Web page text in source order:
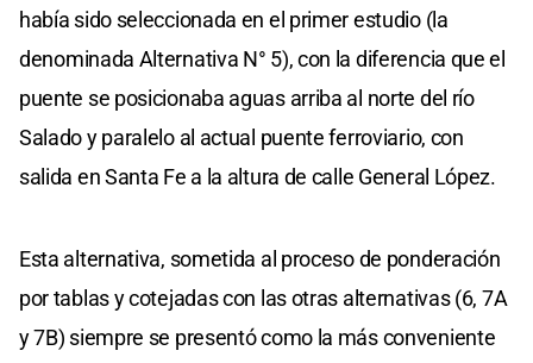
había sido seleccionada en el primer estudio (la
denominada Alternativa N° 5), con la diferencia que el
puente se posicionaba aguas arriba al norte del río
Salado y paralelo al actual puente ferroviario, con
salida en Santa Fe a la altura de calle General López.
Esta alternativa, sometida al proceso de ponderación
por tablas y cotejadas con las otras alternativas (6, 7A
y 7B) siempre se presentó como la más conveniente